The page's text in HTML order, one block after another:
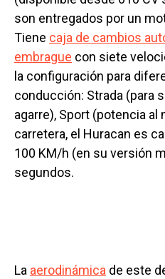
son entregados por un
Tiene caja de cambios
embrague con siete
la configuración para
conducción: Strada (para
agarre), Sport (potencia al
carretera, el Huracan es
100 KM/h (en su versión
segundos.
La aerodinámica de este